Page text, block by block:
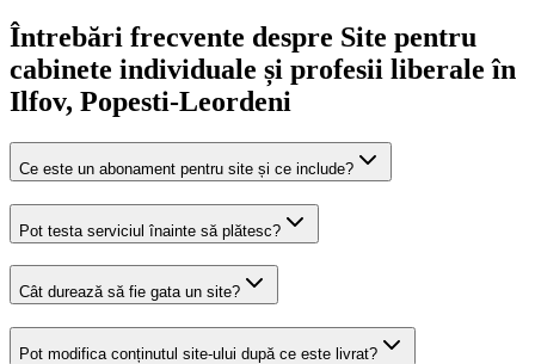
Întrebări frecvente despre Site pentru
cabinete individuale și profesii liberale în
Ilfov, Popesti-Leordeni
Ce este un abonament pentru site și ce include?
Pot testa serviciul înainte să plătesc?
Cât durează să fie gata un site?
Pot modifica conținutul site-ului după ce este livrat?